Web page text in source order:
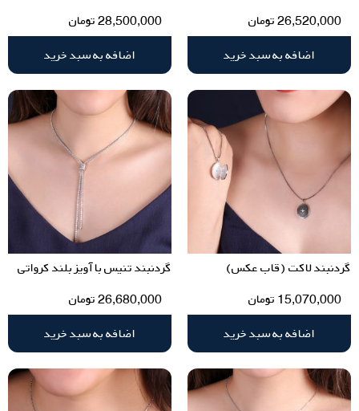
26,520,000تومان
اضافه به سبد خرید
28,500,000تومان
اضافه به سبد خرید
گردنبند لاکت (قاب عکس)
15,070,000 تومان
اضافه به سبد خرید
گردنبند تنیس با آویز بلند کرواتی
26,680,000تومان
اضافه به سبد خرید